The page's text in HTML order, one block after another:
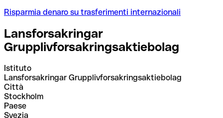
Risparmia denaro su trasferimenti internazionali
Lansforsakringar
Grupplivforsakringsaktiebolag
Istituto
Lansforsakringar Grupplivforsakringsaktiebolag
Città
Stockholm
Paese
Svezia